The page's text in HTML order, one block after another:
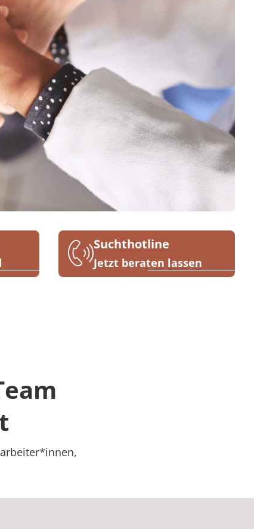
Suchthotline
Jetzt beraten lassen